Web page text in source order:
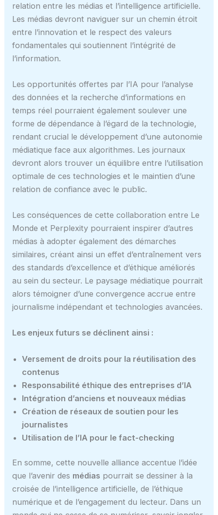
relation entre les médias et l’intelligence artificielle.
Les médias devront naviguer sur un chemin étroit
entre l’innovation et le respect des valeurs
fondamentales qui soutiennent l’intégrité de
l’information.
Les opportunités offertes par l’IA pour l’analyse
des données et la recherche d’informations en
temps réel pourraient également soulever une
forme de dépendance à l’égard de la technologie,
rendant crucial le développement d’une autonomie
médiatique face aux algorithmes. Les journaux
devront alors trouver un équilibre entre l’utilisation
optimale de ces technologies et le maintien d’une
relation de confiance avec le public.
Les conséquences de cette collaboration entre Le
Monde et Perplexity pourraient inspirer d’autres
médias à adopter également des démarches
similaires, créant ainsi un effet d’entraînement vers
des standards d’excellence et d’éthique améliorés
au sein du secteur. Le paysage médiatique pourrait
alors témoigner d’une convergence accrue entre
journalisme indépendant et technologies avancées.
Les enjeux futurs se déclinent ainsi :
Versement de droits pour la réutilisation des
contenus
Responsabilité éthique des entreprises d’IA
Intégration d’anciens et nouveaux médias
Création de réseaux de soutien pour les
journalistes
Utilisation de l’IA pour le fact-checking
En somme, cette nouvelle alliance accentue l’idée
que l’avenir des médias pourrait se dessiner à la
croisée de l’intelligence artificielle, de l’éthique
numérique et de l’engagement du lecteur. Dans un